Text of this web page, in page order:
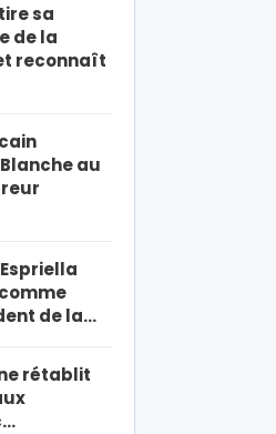
sa
de la
reconnaît
au
de la…
rétablit